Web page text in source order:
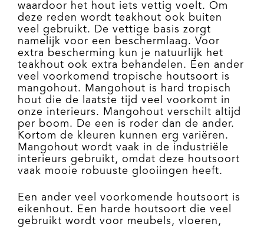
waardoor het hout iets vettig voelt. Om
deze reden wordt teakhout ook buiten
veel gebruikt. De vettige basis zorgt
namelijk voor een beschermlaag. Voor
extra bescherming kun je natuurlijk het
teakhout ook extra behandelen. Een ander
veel voorkomend tropische houtsoort is
mangohout. Mangohout is hard tropisch
hout die de laatste tijd veel voorkomt in
onze interieurs. Mangohout verschilt altijd
per boom. De een is roder dan de ander.
Kortom de kleuren kunnen erg variëren.
Mangohout wordt vaak in de industriële
interieurs gebruikt, omdat deze houtsoort
vaak mooie robuuste glooiingen heeft.
Een ander veel voorkomende houtsoort is
eikenhout. Een harde houtsoort die veel
gebruikt wordt voor meubels, vloeren,